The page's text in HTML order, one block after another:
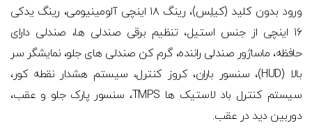
ورود بدون کلید (کیلِس)، رینگ ۱۸ اینچی آلومینیومی، رینگ یدکی
۱۶ اینچی از جنس استیل، تنظیم برقی صندلی ها، صندلی دارای
حافظه، ماساژور صندلی راننده، گرم کن صندلی های جلو، نمایشگر سر
بالا (HUD)، سنسور باران، کروز کنترل، سیستم هشدار نقطه کور،
سیستم کنترل باد لاستیک ها TMPS، سنسور پارک جلو و عقب،
دوربین دید در عقب.